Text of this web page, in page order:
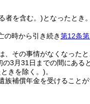
者を含む。)となったとき。
の時から引き続き第12条
、その事情がなくなったと
3月31日までの間にある
きを除く。)。
補償年金を受けることが